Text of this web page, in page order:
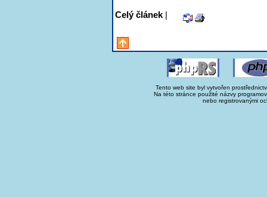
Celý článek |
Tento web site byl vytvořen
Na této stránce použité názvy
nebo registrovanými